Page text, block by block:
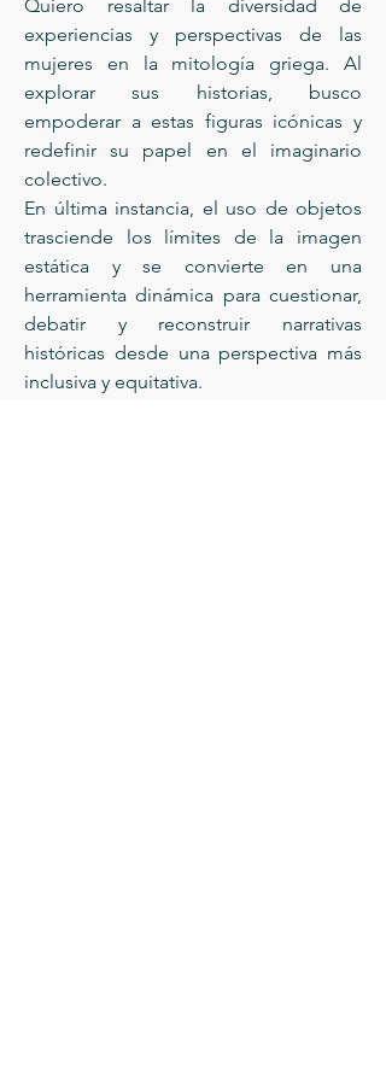
Quiero resaltar la diversidad de
experiencias y perspectivas de las
mujeres en la mitología griega. Al
explorar sus historias, busco
empoderar a estas figuras icónicas y
redefinir su papel en el imaginario
colectivo.
En última instancia, el uso de objetos
trasciende los límites de la imagen
estática y se convierte en una
herramienta dinámica para cuestionar,
debatir y reconstruir narrativas
históricas desde una perspectiva más
inclusiva y equitativa.